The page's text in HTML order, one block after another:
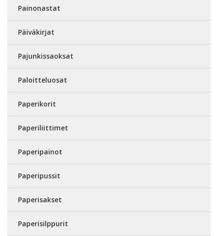
Painonastat
Päiväkirjat
Pajunkissaoksat
Paloitteluosat
Paperikorit
Paperiliittimet
Paperipainot
Paperipussit
Paperisakset
Paperisilppurit